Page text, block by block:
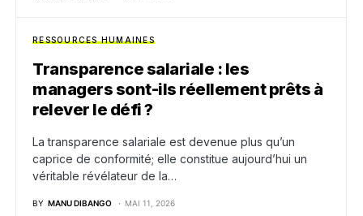
RESSOURCES HUMAINES
Transparence salariale : les
managers sont-ils réellement prêts à
relever le défi ?
La transparence salariale est devenue plus qu’un
caprice de conformité; elle constitue aujourd’hui un
véritable révélateur de la…
BY MANU DIBANGO MAI 11, 2026